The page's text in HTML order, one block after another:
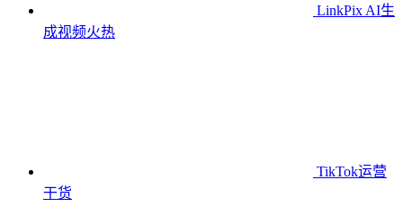
LinkPix AI生
成视频火热
TikTok运营
干货